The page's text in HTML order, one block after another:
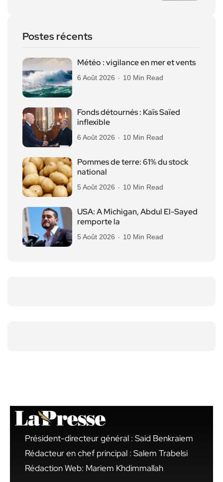
Postes récents
Météo : vigilance en mer et vents
6 Août 2026 10 Min Read
Fonds détournés : Kaïs Saïed
inflexible
6 Août 2026 10 Min Read
Pommes de terre: 61% du stock
national
5 Août 2026 10 Min Read
USA: A Michigan, Abdul El-Sayed
remporte la
5 Août 2026 10 Min Read
Président-directeur général : Said Benkraiem
Rédacteur en chef principal : Salem Trabelsi
Rédaction Web: Mariem Khdimmallah